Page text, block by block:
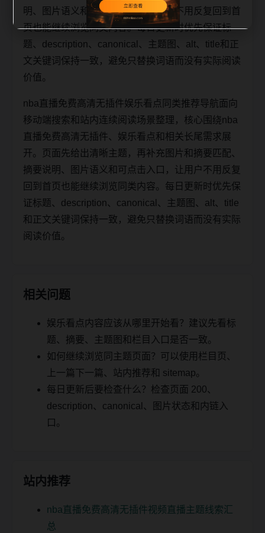
明、图片语义和可点击入口，让用户不用反复回到首
页也能继续浏览同类内容。每日更新时优先保证标
题、description、canonical、主题图、alt、title和正
文关键词保持一致，避免只替换词语而没有实际阅读
价值。
nba直播免费高清无插件娱乐看点同类推荐导航面向
移动端搜索和站内连续阅读场景整理，核心围绕nba
直播免费高清无插件、娱乐看点和相关长尾需求展
开。页面先给出清晰主题，再补充图片和摘要匹配、
摘要说明、图片语义和可点击入口，让用户不用反复
回到首页也能继续浏览同类内容。每日更新时优先保
证标题、description、canonical、主题图、alt、title
和正文关键词保持一致，避免只替换词语而没有实际
阅读价值。
相关问题
娱乐看点内容应该从哪里开始看？建议先看标
题、摘要、主题图和栏目入口是否一致。
如何继续浏览同主题页面？可以使用栏目页、
上一篇下一篇、站内推荐和 sitemap。
每日更新后要检查什么？检查页面 200、
description、canonical、图片状态和内链入
口。
站内推荐
nba直播免费高清无插件视频直播主题线索汇
总